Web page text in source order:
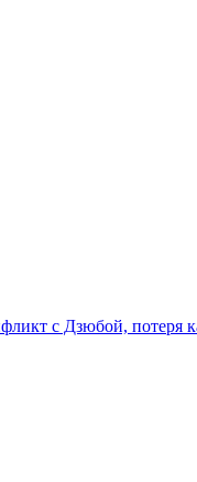
с Дзюбой, потеря